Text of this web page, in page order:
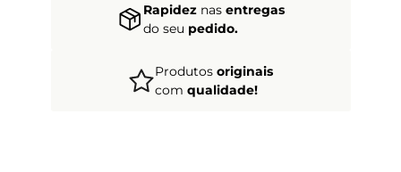
Rapidez nas entregas
do seu pedido.
Produtos originais
com qualidade!